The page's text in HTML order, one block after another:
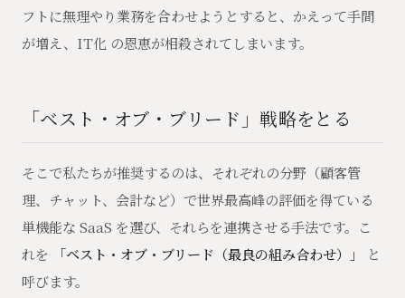
フトに無理やり業務を合わせようとすると、かえって手間
が増え、IT化 の恩恵が相殺されてしまいます。
「ベスト・オブ・ブリード」戦略をとる
そこで私たちが推奨するのは、それぞれの分野（顧客管
理、チャット、会計など）で世界最高峰の評価を得ている
単機能な SaaS を選び、それらを連携させる手法です。こ
れを
「ベスト・オブ・ブリード（最良の組み合わせ）」
と
呼びます。